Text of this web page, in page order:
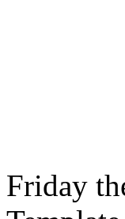
Friday